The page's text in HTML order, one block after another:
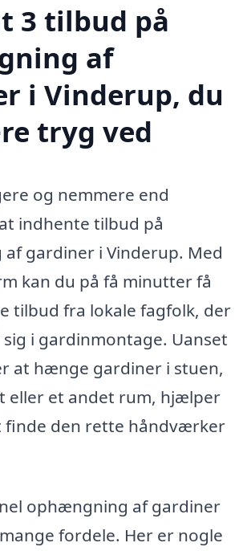
3 tilbud på
af
i Vinderup, du
tryg ved
og nemmere end
indhente tilbud på
gardiner i Vinderup. Med
kan du på få minutter få
tilbud fra lokale fagfolk, der
i gardinmontage. Uanset
at hænge gardiner i stuen,
eller et andet rum, hjælper
finde den rette håndværker
ophængning af gardiner
fordele. Her er nogle